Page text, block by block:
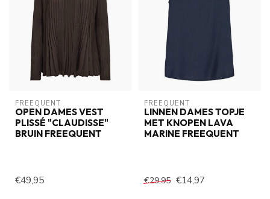
FREEQUENT
OPEN DAMES VEST
PLISSÉ "CLAUDISSE"
BRUIN FREEQUENT
€49,95
FREEQUENT
LINNEN DAMES TOPJE
MET KNOPEN LAVA
MARINE FREEQUENT
€29,95 €14,97